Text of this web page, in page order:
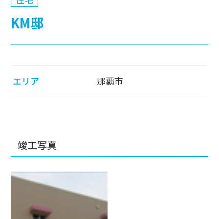
KM邸
エリア 那覇市
竣工写真